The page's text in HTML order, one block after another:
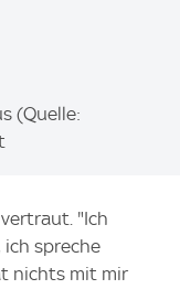
(Quelle:
"Ich
ich spreche
nichts mit mir